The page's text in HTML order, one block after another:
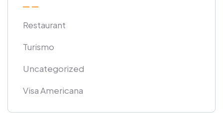
Restaurant
Turismo
Uncategorized
Visa Americana